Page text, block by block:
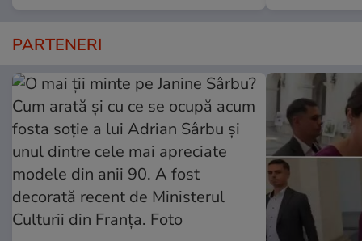
PARTENERI